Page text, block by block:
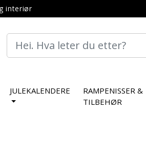
interiør
JULEKALENDERE
RAMPENISSER &
TILBEHØR